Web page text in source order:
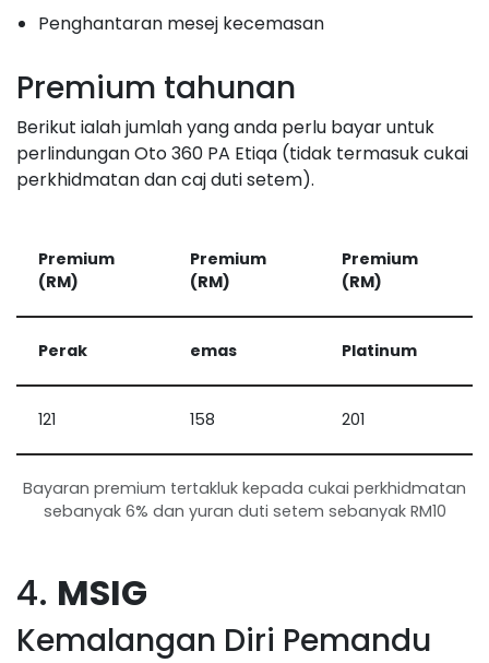
Penghantaran mesej kecemasan
Premium tahunan
Berikut ialah jumlah yang anda perlu bayar untuk
perlindungan Oto 360 PA Etiqa (tidak termasuk cukai
perkhidmatan dan caj duti setem).
Premium
(RM)
Premium
(RM)
Premium
(RM)
Perak emas Platinum
121 158 201
Bayaran premium tertakluk kepada cukai perkhidmatan
sebanyak 6% dan yuran duti setem sebanyak RM10
4. MSIG
Kemalangan Diri Pemandu